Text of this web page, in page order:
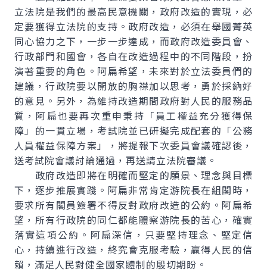
立法院是我們的最高民意機關，政府改造的實現，必
定要獲得立法院的支持。政府改造，必須在舉國菁英
同心協力之下，一步一步達成，而政府改造委員會、
行政部門和國會，各自在改造過程中的不同階段，扮
演著重要的角色。阿扁希望，未來對於立法委員們的
建議，行政院要以開放的胸襟加以思考，勇於採納好
的意見。另外，為維持改造期間政府對人民的服務品
質，阿扁也要再次重申秉持「員工權益充分獲得保
障」的一貫立場，考試院並已研擬完成配套的「公務
人員權益保障方案」，將提報下次委員會議確認後，
送考試院會議討論通過，再送請立法院審議。
政府改造即將在明確而堅定的願景、理念與目標
下，逐步推展實踐。阿扁非常肯定游院長在組閣時，
要求所有閣員簽署不得反對政府改造的公約。阿扁希
望，所有行政院的同仁都能體察游院長的苦心，確實
落實這項公約。阿扁深信，只要堅持理念、堅定信
心，持續進行改造，終究會克服考驗，贏得人民的信
賴，滿足人民對健全國家體制的殷切期盼。